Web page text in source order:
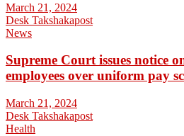
March 21, 2024
Desk Takshakapost
News
Supreme Court issues notice
employees over uniform pay
March 21, 2024
Desk Takshakapost
Health